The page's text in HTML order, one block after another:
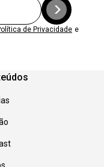
de Privacidade e